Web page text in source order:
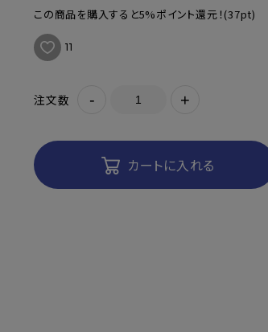
この商品を購入すると5%ポイント還元！(37pt)
11
注文数 - +
カートに入れる